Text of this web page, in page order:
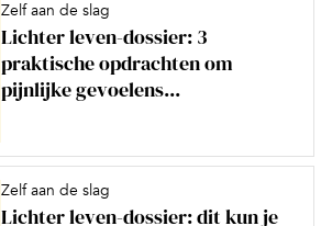
Zelf aan de slag
Lichter leven-dossier: 3
praktische opdrachten om
pijnlijke gevoelens...
Zelf aan de slag
Lichter leven-dossier: dit kun je